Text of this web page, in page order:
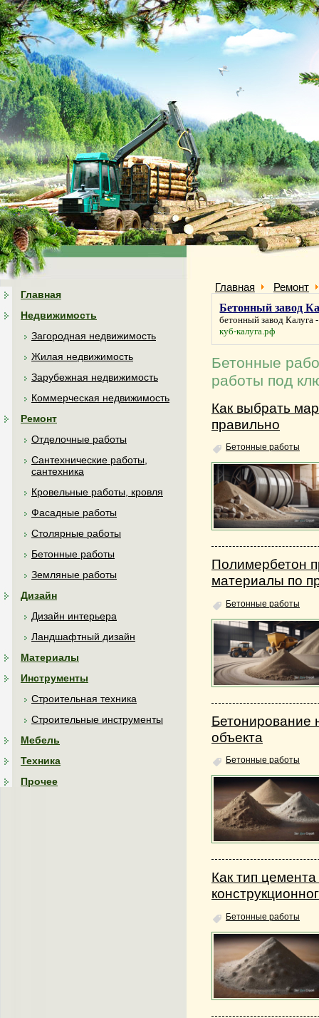
Главная
Недвижимость
Загородная недвижимость
Жилая недвижимость
Зарубежная недвижимость
Коммерческая недвижимость
Ремонт
Отделочные работы
Сантехнические работы,
сантехника
Кровельные работы, кровля
Фасадные работы
Столярные работы
Бетонные работы
Земляные работы
Дизайн
Дизайн интерьера
Ландшафтный дизайн
Материалы
Инструменты
Строительная техника
Строительные инструменты
Мебель
Техника
Прочее
Главная Ремонт
Бетонный завод
бетонный завод Калуга
куб-калуга.рф
Бетонные
работы под
Как выбрать
правильно
Бетонные работы
Полимербетон
материалы по
Бетонные работы
Бетонирование
объекта
Бетонные работы
Как тип
Бетонные работы